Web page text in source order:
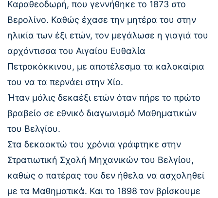
Καραθεοδωρή, που γεννήθηκε το 1873 στο
Βερολίνο. Καθώς έχασε την μητέρα του στην
ηλικία των έξι ετών, τον μεγάλωσε η γιαγιά του
αρχόντισσα του Αιγαίου Ευθαλία
Πετροκόκκινου, με αποτέλεσμα τα καλοκαίρια
του να τα περνάει στην Χίο.
Ήταν μόλις δεκαέξι ετών όταν πήρε το πρώτο
βραβείο σε εθνικό διαγωνισμό Μαθηματικών
του Βελγίου.
Στα δεκαοκτώ του χρόνια γράφτηκε στην
Στρατιωτική Σχολή Μηχανικών του Βελγίου,
καθώς ο πατέρας του δεν ήθελα να ασχοληθεί
με τα Μαθηματικά. Και το 1898 τον βρίσκουμε